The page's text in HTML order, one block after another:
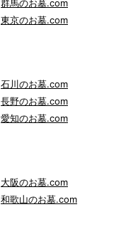
群馬のお墓.com
東京のお墓.com
石川のお墓.com
長野のお墓.com
愛知のお墓.com
大阪のお墓.com
和歌山のお墓.com